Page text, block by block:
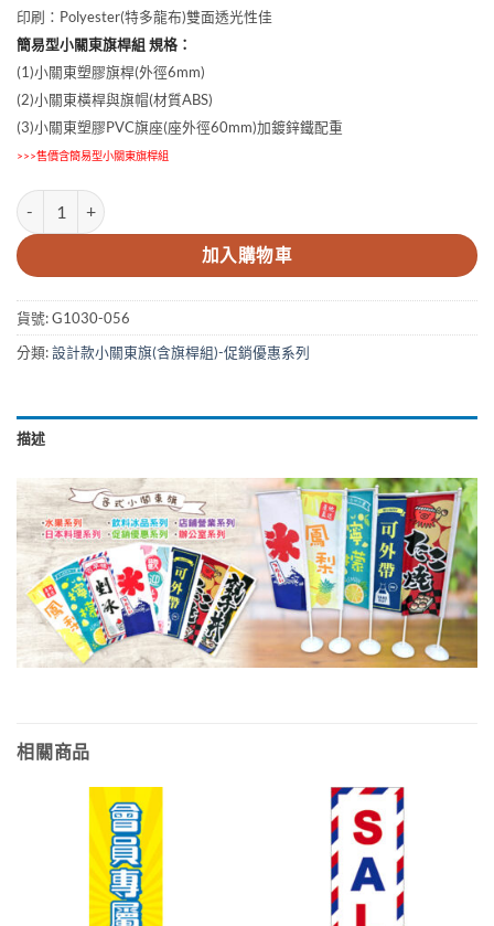
印刷：Polyester(特多龍布)雙面透光性佳
簡易型小關東旗桿組 規格：
(1)小關東塑膠旗桿(外徑6mm)
(2)小關東橫桿與旗帽(材質ABS)
(3)小關東塑膠PVC旗座(座外徑60mm)加鍍鋅鐵配重
>>>售價含簡易型小關東旗桿組
10x30cm半價商品小關東旗 數量
加入購物車
貨號:G1030-056
分類:設計款小關東旗(含旗桿組)-促銷優惠系列
描述
相關商品